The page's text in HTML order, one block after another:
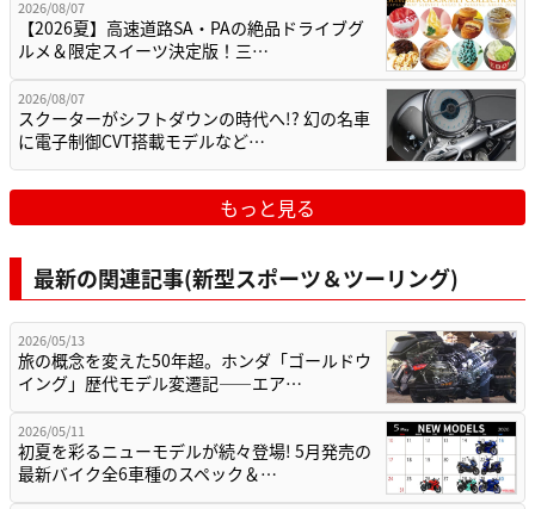
2026/08/07
【2026夏】高速道路SA・PAの絶品ドライブグ
ルメ＆限定スイーツ決定版！三…
2026/08/07
スクーターがシフトダウンの時代へ!? 幻の名車
に電子制御CVT搭載モデルなど…
もっと見る
最新の関連記事(新型スポーツ＆ツーリング)
2026/05/13
旅の概念を変えた50年超。ホンダ「ゴールドウ
イング」歴代モデル変遷記——エア…
2026/05/11
初夏を彩るニューモデルが続々登場! 5月発売の
最新バイク全6車種のスペック＆…